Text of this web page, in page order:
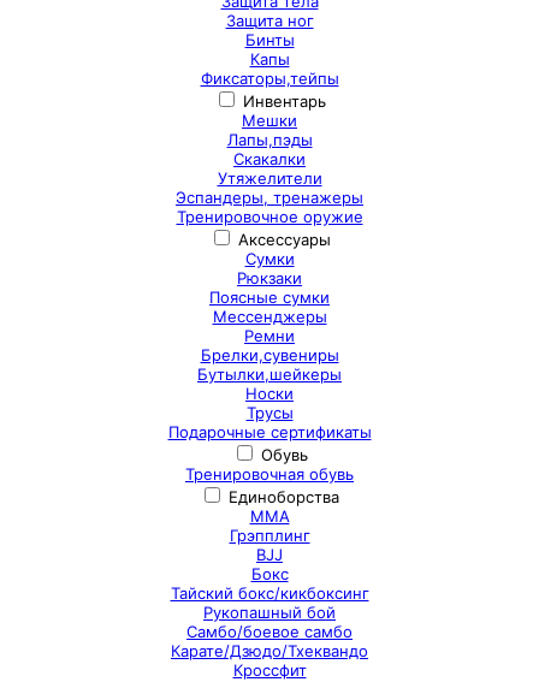
Защита ног
Бинты
Капы
Фиксаторы,тейпы
Инвентарь
Мешки
Лапы,пэды
Скакалки
Утяжелители
Эспандеры, тренажеры
Тренировочное оружие
Аксессуары
Сумки
Рюкзаки
Поясные сумки
Мессенджеры
Ремни
Брелки,сувениры
Бутылки,шейкеры
Носки
Трусы
Подарочные сертификаты
Обувь
Тренировочная обувь
Единоборства
ММА
Грэпплинг
BJJ
Бокс
Тайский бокс/кикбоксинг
Рукопашный бой
Самбо/боевое самбо
Карате/Дзюдо/Тхеквандо
Кроссфит